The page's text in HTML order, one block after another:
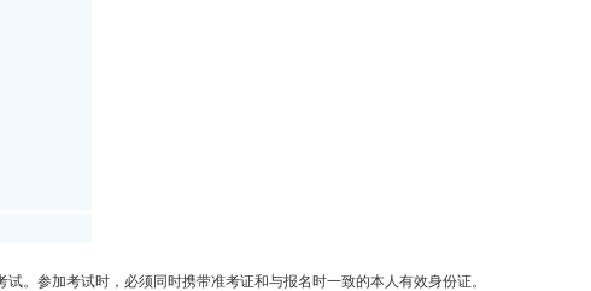
。参加考试时，必须同时携带准考证和与报名时一致的本人有效身份证。